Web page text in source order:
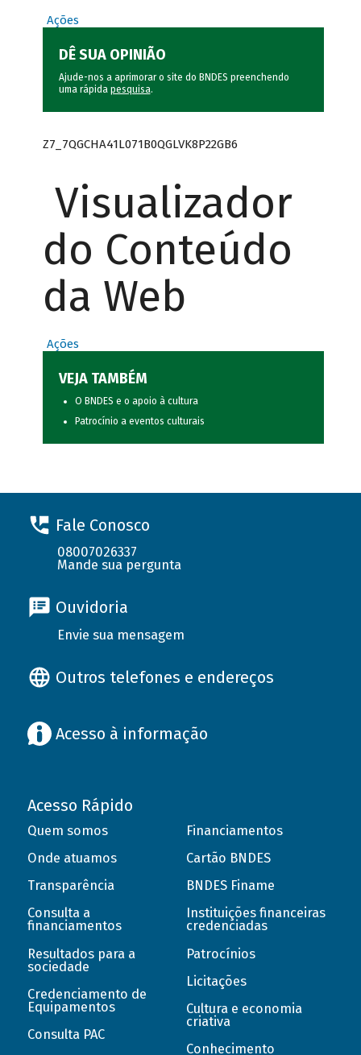
Ações
DÊ SUA OPINIÃO
Ajude-nos a aprimorar o site do BNDES preenchendo
uma rápida pesquisa.
Z7_7QGCHA41L071B0QGLVK8P22GB6
Visualizador
do Conteúdo
da Web
Ações
VEJA TAMBÉM
O BNDES e o apoio à cultura
Patrocínio a eventos culturais
Fale Conosco
08007026337
Mande sua pergunta
Ouvidoria
Envie sua mensagem
Outros telefones e endereços
Acesso à informação
Acesso Rápido
Quem somos
Onde atuamos
Transparência
Consulta a
financiamentos
Resultados para a
sociedade
Credenciamento de
Equipamentos
Consulta PAC
Financiamentos
Cartão BNDES
BNDES Finame
Instituições financeiras
credenciadas
Patrocínios
Licitações
Cultura e economia
criativa
Conhecimento